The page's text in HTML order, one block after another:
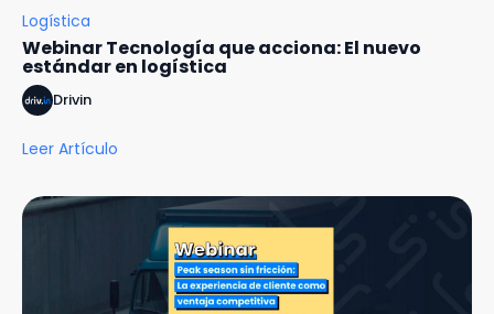
Logística
Webinar Tecnología que acciona: El nuevo
estándar en logística
Drivin
Leer Artículo